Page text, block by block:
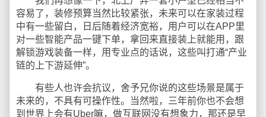
容易了，装修预算当然比较紧张，未来可以在家装过程
中有一些留白，日后随着经济宽裕，用户可以在APP里
对一些智能产品一键下单，拿回来直接装上就能用，跟
解锁游戏装备一样，用专业点的话说，这些叫打通“产业
链的上下游延伸”。
有些人也许会抗议，舍予兄你说的这些场景是属于
未来的，不具有可操作性。当然啦，三年前你也不会想
到世界上会有Uber嘛，做互联网没有想象力，那还是早